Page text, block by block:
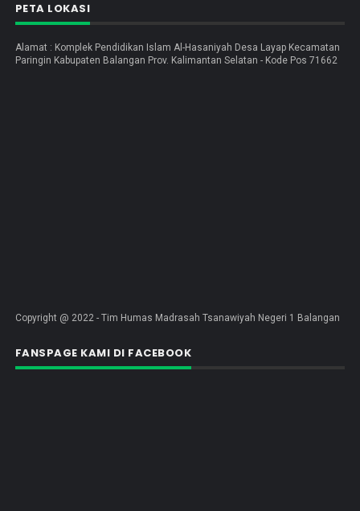
PETA LOKASI
Alamat : Komplek Pendidikan Islam Al-Hasaniyah Desa Layap Kecamatan
Paringin Kabupaten Balangan Prov. Kalimantan Selatan - Kode Pos 71662
Copyright @ 2022 - Tim Humas Madrasah Tsanawiyah Negeri 1 Balangan
FANSPAGE KAMI DI FACEBOOK